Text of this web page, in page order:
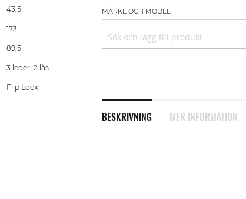
MÄRKE OCH MODEL
BESKRIVNING MER INFORMATION
43,5
173
89,5
3 leder, 2 lås
Flip Lock